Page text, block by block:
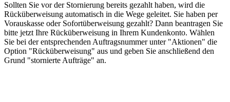
Sollten Sie vor der Stornierung bereits gezahlt haben, wird die
Rücküberweisung automatisch in die Wege geleitet. Sie haben per
Vorauskasse oder Sofortüberweisung gezahlt? Dann beantragen Sie
bitte jetzt Ihre Rücküberweisung in Ihrem Kundenkonto. Wählen
Sie bei der entsprechenden Auftragsnummer unter "Aktionen" die
Option "Rücküberweisung" aus und geben Sie anschließend den
Grund "stornierte Aufträge" an.